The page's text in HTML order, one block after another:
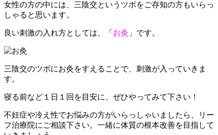
女性の方の中には、三陰交というツボをご存知の方もいらっ
しゃると思います。
良い刺激の入れ方としては、「 お灸 」です。
三陰交のツボにお灸をすえることで、刺激が入っていきま
す。
寝る前など１日１回を目安に、ぜひやってみて下さい！
不妊症や冷え性でお悩みの方がいらっしゃいましたら、リー
フ治療院にご相談下さい。一緒に体質の根本改善を目指して